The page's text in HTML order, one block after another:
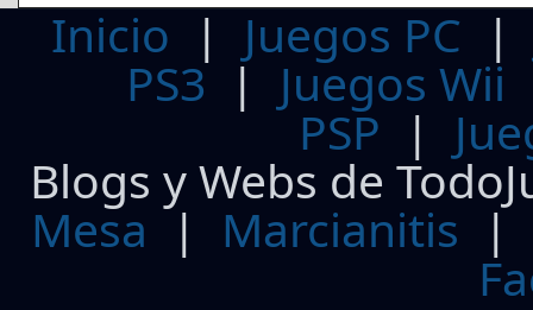
Inicio | Juegos PC
PS3| Juegos Wii
PSP |
Blogs y Webs de
Mesa | Marcianitis |